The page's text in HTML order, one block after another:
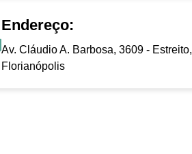
Endereço:
Av. Cláudio A. Barbosa, 3609 - Estreito,
Florianópolis